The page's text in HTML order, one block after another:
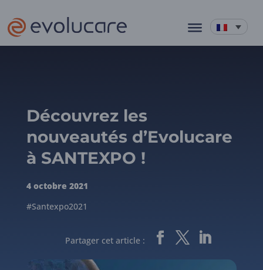
Découvrez les
nouveautés d’Evolucare
à SANTEXPO !
4 octobre 2021
#Santexpo2021
Partager cet article :